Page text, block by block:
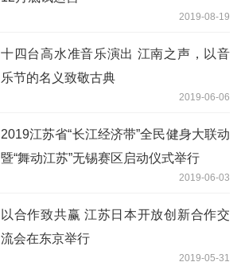
2019-08-19
十四台高水准音乐演出 江南之声，以音
乐节的名义致敬古典
2019-06-06
2019江苏省“长江经济带”全民健身大联动
暨“舞动江苏”无锡赛区启动仪式举行
2019-06-03
以合作致共赢 江苏日本开放创新合作交
流会在东京举行
2019-05-31